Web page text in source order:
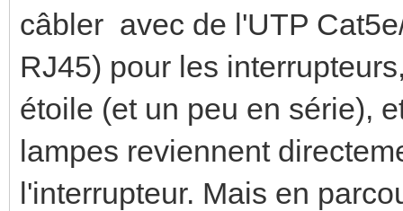
câbler avec de l'UTP
RJ45) pour les
étoile (et un peu en série),
lampes reviennent
l'interrupteur. Mais en